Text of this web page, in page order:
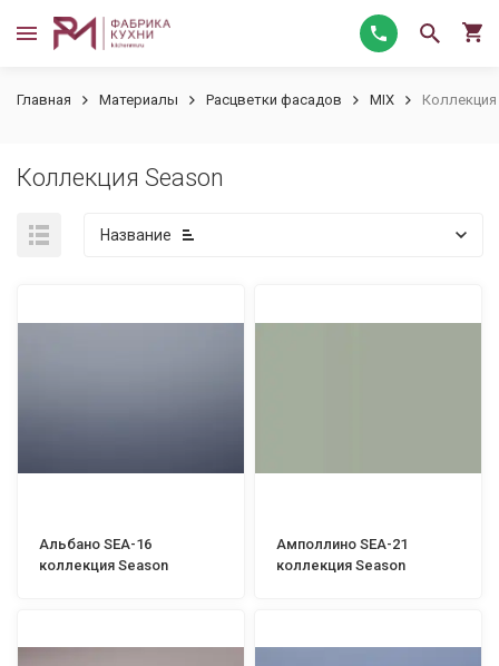
Главная Материалы Расцветки фасадов MIX
Коллекция Season
Название
Альбано SEA-16
коллекция Season
Амполлино SEA-21
коллекция Season